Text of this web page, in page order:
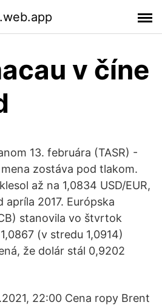
v číne
13. februára (TASR) -
zostáva pod tlakom.
až na 1,0834 USD/EUR,
2017. Európska
stanovila vo štvrtok
(v stredu 1,0914)
že dolár stál 0,9202
22:00 Cena ropy Brent